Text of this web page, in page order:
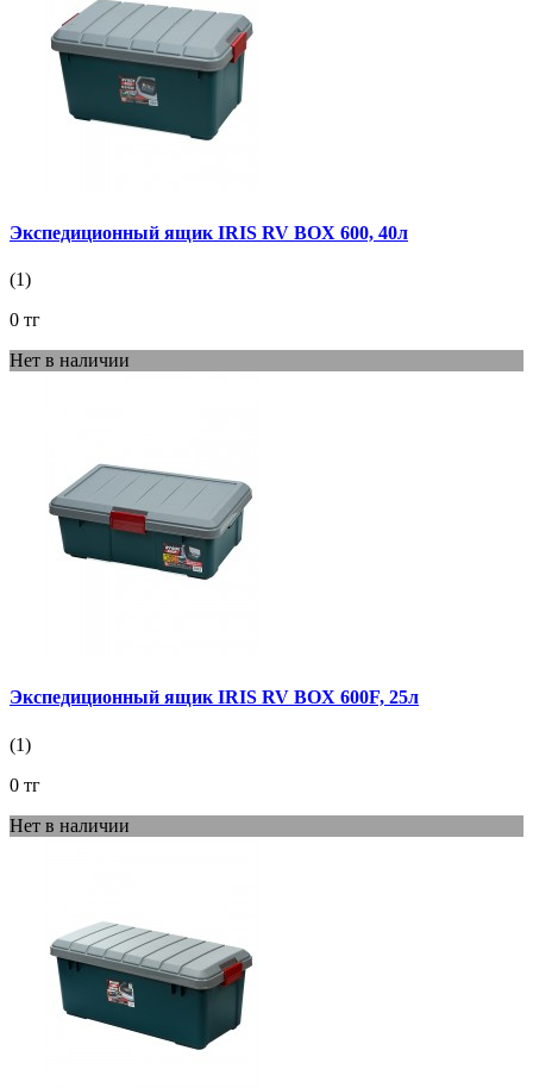
Экспедиционный ящик IRIS RV BOX 600, 40л
(1)
0 тг
Нет в наличии
Экспедиционный ящик IRIS RV BOX 600F, 25л
(1)
0 тг
Нет в наличии